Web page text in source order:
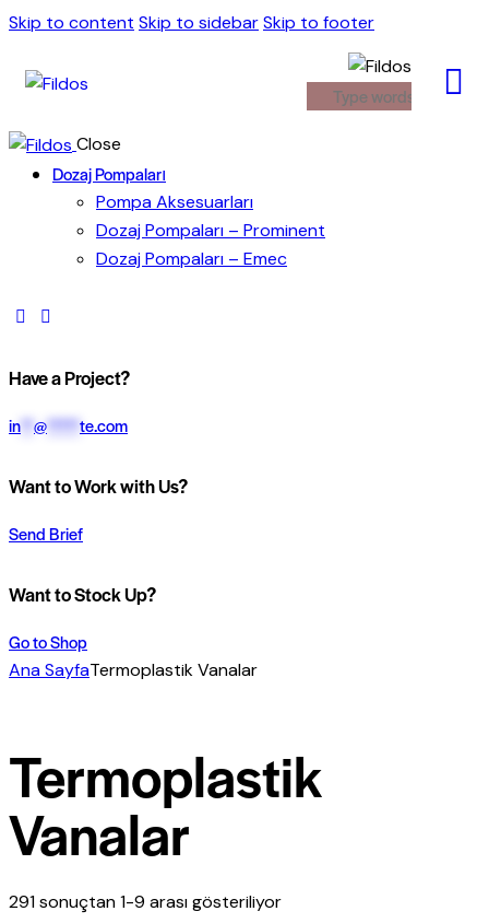
Skip to content Skip to sidebarSkip to footer
Close
Dozaj Pompaları
Pompa Aksesuarları
Dozaj Pompaları – Prominent
Dozaj Pompaları – Emec
Have a Project?
in @ ***** te.com
Want to Work with Us?
Send Brief
Want to Stock Up?
Go to Shop
Ana SayfaTermoplastik Vanalar
Termoplastik
Vanalar
291 sonuçtan 1-9 arası gösteriliyor